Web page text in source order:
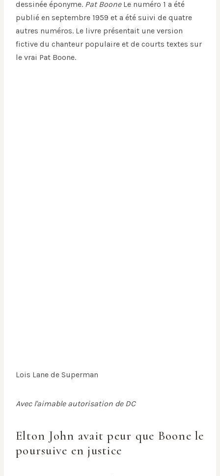
dessinée éponyme. Pat BooneLe numéro 1 a été
publié en septembre 1959 et a été suivi de quatre
autres numéros. Le livre présentait une version
fictive du chanteur populaire et de courts textes sur
le vrai Pat Boone.
Lois Lane de Superman
Avec l'aimable autorisation de DC
Elton John avait peur que Boone le
poursuive en justice